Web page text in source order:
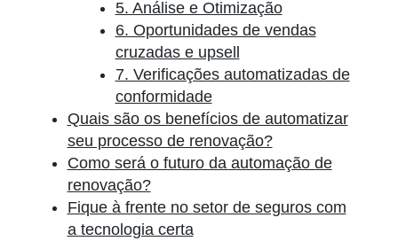
5. Análise e Otimização
6. Oportunidades de vendas
cruzadas e upsell
7. Verificações automatizadas de
conformidade
Quais são os benefícios de automatizar
seu processo de renovação?
Como será o futuro da automação de
renovação?
Fique à frente no setor de seguros com
a tecnologia certa